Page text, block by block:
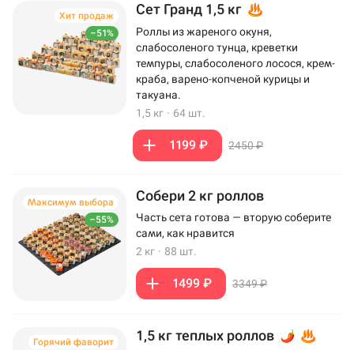
–51%
Хит продаж Сет Гранд 1,5 кг
Роллы из жареного окуня,
слабосоленого тунца, креветки
темпуры, слабосоленого лосося, крем-
краба, варено-копченой курицы и
такуана.
1,5 кг · 64 шт.
1199 ₽ 2450 ₽
–55%
Максимум выбора Собери 2 кг роллов
Часть сета готова — вторую соберите
сами, как нравится
2 кг · 88 шт.
1499 ₽ 3349 ₽
Горячий фаворит 1,5 кг теплых роллов